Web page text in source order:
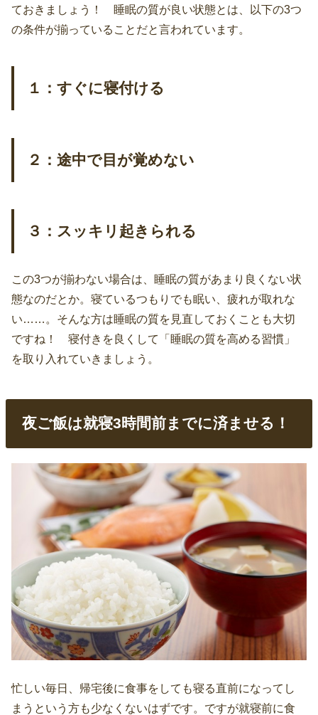
ておきましょう！ 睡眠の質が良い状態とは、以下の3つ
の条件が揃っていることだと言われています。
１：すぐに寝付ける
２：途中で目が覚めない
３：スッキリ起きられる
この3つが揃わない場合は、睡眠の質があまり良くない状
態なのだとか。寝ているつもりでも眠い、疲れが取れな
い……。そんな方は睡眠の質を見直しておくことも大切
ですね！ 寝付きを良くして「睡眠の質を高める習慣」
を取り入れていきましょう。
夜ご飯は就寝3時間前までに済ませる！
忙しい毎日、帰宅後に食事をしても寝る直前になってし
まうという方も少なくないはずです。ですが就寝前に食